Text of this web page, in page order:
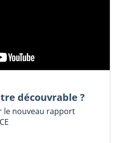
découvrable ?
le nouveau rapport